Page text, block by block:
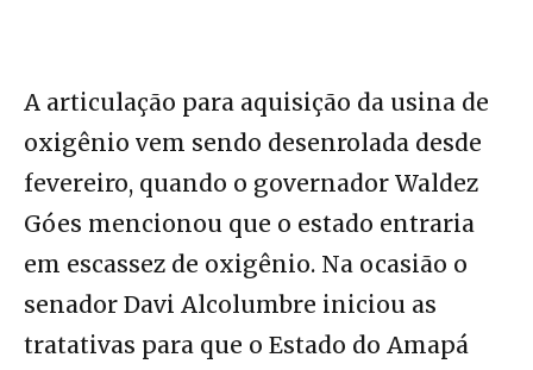
A articulação para aquisição da usina de
oxigênio vem sendo desenrolada desde
fevereiro, quando o governador Waldez
Góes mencionou que o estado entraria
em escassez de oxigênio. Na ocasião o
senador Davi Alcolumbre iniciou as
tratativas para que o Estado do Amapá